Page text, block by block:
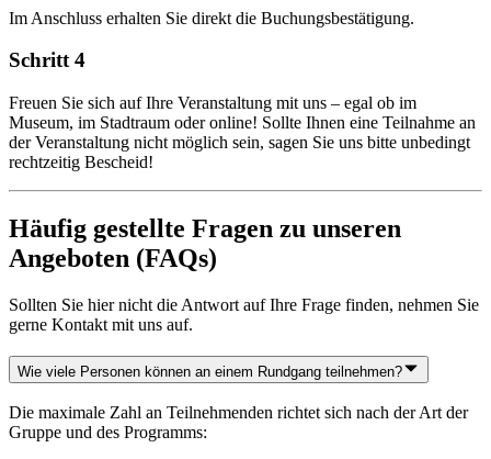
Im Anschluss erhalten Sie direkt die Buchungsbestätigung.
Schritt 4
Freuen Sie sich auf Ihre Veranstaltung mit uns – egal ob im
Museum, im Stadtraum oder online! Sollte Ihnen eine Teilnahme an
der Veranstaltung nicht möglich sein, sagen Sie uns bitte unbedingt
rechtzeitig Bescheid!
Häufig gestellte Fragen zu unseren
Angeboten (FAQs)
Sollten Sie hier nicht die Antwort auf Ihre Frage finden, nehmen Sie
gerne Kontakt mit uns auf.
Wie viele Personen können an einem Rundgang teilnehmen?
Die maximale Zahl an Teilnehmenden richtet sich nach der Art der
Gruppe und des Programms: